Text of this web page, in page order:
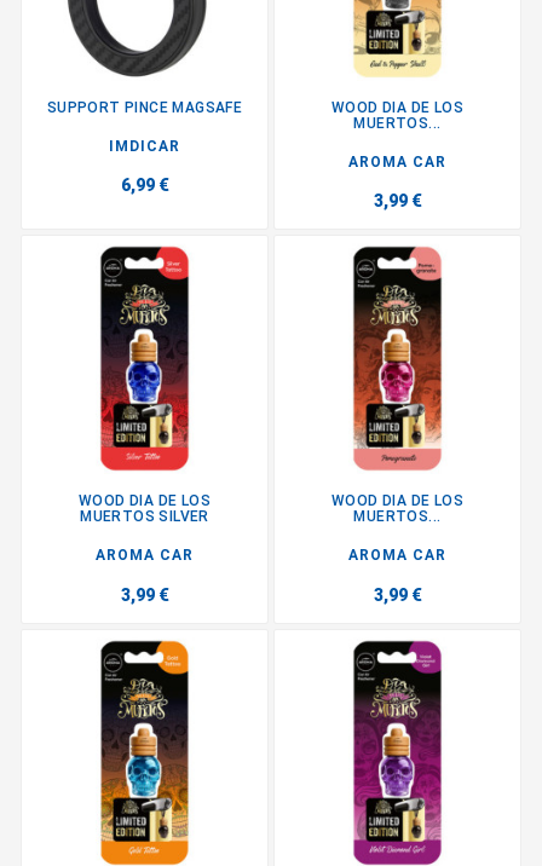
SUPPORT PINCE MAGSAFE
IMDICAR
6,99 €
WOOD DIA DE LOS
MUERTOS...
AROMA CAR
3,99 €
WOOD DIA DE LOS
MUERTOS SILVER
AROMA CAR
3,99 €
WOOD DIA DE LOS
MUERTOS...
AROMA CAR
3,99 €